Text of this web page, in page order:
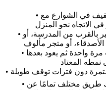
• اختلاف طفيف في الشوارع مع
• توقف قصير بالقرب من المدرسة، أو
• تغيّر يحدث مرة واحدة ثم يعود بعدها
نمطه المعتاد
• سلوك طريق مختلف تمامًا عن